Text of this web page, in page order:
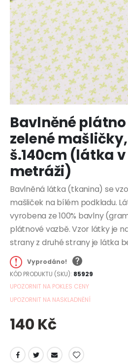
na
začátek
galerie
s
obrázky
Bavlněné plátno
zelené mašličky,
š.140cm (látka v
metráži)
Bavlněná látka (tkanina) se
mašliček na bílém podkladu.
vyrobena ze 100% bavlny
plátnové vazbě. Vzor látky je
strany z druhé strany je látka
Vyprodáno!
KÓD PRODUKTU (SKU) 85929
UPOZORNIT NA POKLES CENY
UPOZORNIT NA NASKLADNĚNÍ
140 Kč